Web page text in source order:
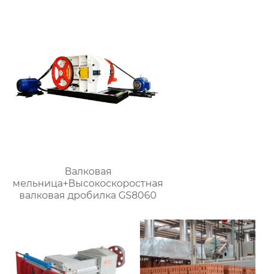
Валковая
мельница+Высокоскоростная
валковая дробилка GS8060